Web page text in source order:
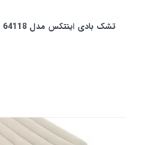
تشک بادی اینتکس مدل 64118